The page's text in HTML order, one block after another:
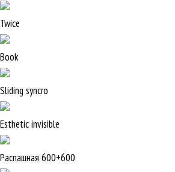
Twice
Book
Sliding syncro
Esthetic invisible
Распашная 600+600